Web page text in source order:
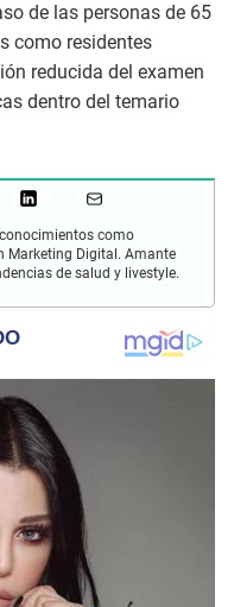
de las personas de 65
como residentes
reducida del examen
dentro del temario
como
Marketing Digital. Amante
de salud y livestyle.